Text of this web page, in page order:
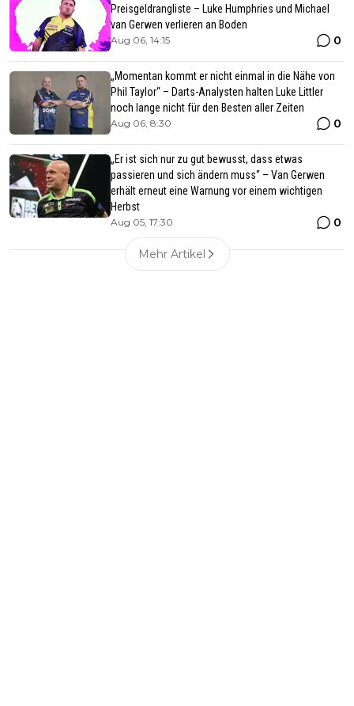
Preisgeldrangliste – Luke Humphries und Michael
van Gerwen verlieren an Boden
Aug 06, 14:15 0
„Momentan kommt er nicht einmal in die Nähe von
Phil Taylor“ – Darts-Analysten halten Luke Littler
noch lange nicht für den Besten aller Zeiten
Aug 06, 8:30 0
„Er ist sich nur zu gut bewusst, dass etwas
passieren und sich ändern muss“ – Van Gerwen
erhält erneut eine Warnung vor einem wichtigen
Herbst
Aug 05, 17:30 0
Mehr Artikel